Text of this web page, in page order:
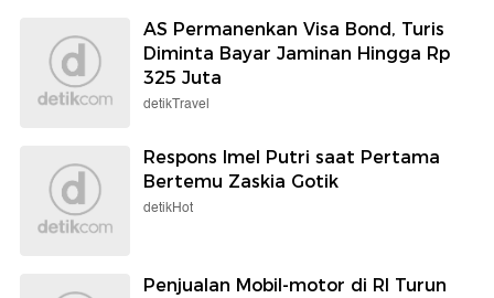
AS Permanenkan Visa Bond, Turis
Diminta Bayar Jaminan Hingga Rp
325 Juta
detikTravel
Respons Imel Putri saat Pertama
Bertemu Zaskia Gotik
detikHot
Penjualan Mobil-motor di RI Turun